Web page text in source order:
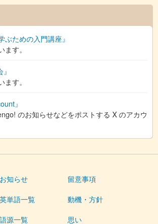
ぶための入門講座』
す。
す。
』
のお知らせなどをポストする X のアカウ
お知らせ
英単語一覧
語源一覧
留意事項
動機・方針
思い